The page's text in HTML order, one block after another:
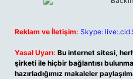
Reklam ve İletişim: Skype:
Yasal Uyarı: Bu internet sitesi,
şirketi ile hiçbir bağlantısı
hazırladığımız makaleler